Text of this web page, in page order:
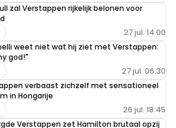
zal Verstappen rijkelijk belonen voor
27 jul. 14:00
weet niet wat hij ziet met Verstappen:
god!"
27 jul. 06:30
verbaast zichzelf met sensationeel
in Hongarije
26 jul. 18:45
Verstappen zet Hamilton brutaal opzij